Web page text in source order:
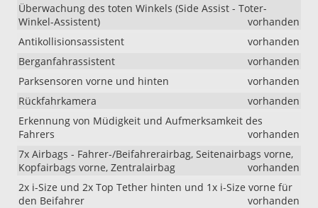
Überwachung des toten Winkels (Side Assist - Toter-
Winkel-Assistent)
vorhanden
Antikollisionsassistent
vorhanden
Berganfahrassistent
vorhanden
Parksensoren vorne und hinten
vorhanden
Rückfahrkamera
vorhanden
Erkennung von Müdigkeit und Aufmerksamkeit des
Fahrers
vorhanden
7x Airbags - Fahrer-/Beifahrerairbag, Seitenairbags vorne,
Kopfairbags vorne, Zentralairbag
vorhanden
2x i-Size und 2x Top Tether hinten und 1x i-Size vorne für
den Beifahrer
vorhanden